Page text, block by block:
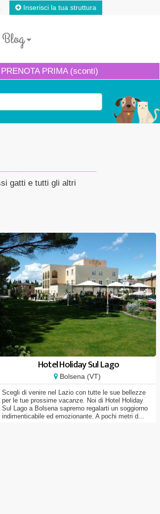
Inserisci la tua struttura
Blog
PRENOTAPRIMA (sconti)
gatti e tutti gli altri
Hotel Holiday Sul Lago
Bolsena (VT)
Scegli di venire nel Lazio con tutte le sue bellezze
per le tue prossime vacanze. Noi di Hotel Holiday
Sul Lago a Bolsena sapremo regalarti un soggiorno
indimenticabile ed emozionante. A pochi metri d...